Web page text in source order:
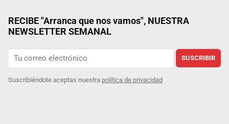
RECIBE "Arranca que nos vamos", NUESTRA
NEWSLETTER SEMANAL
SUSCRIBIR
Suscribiéndote aceptas nuestra política de privacidad